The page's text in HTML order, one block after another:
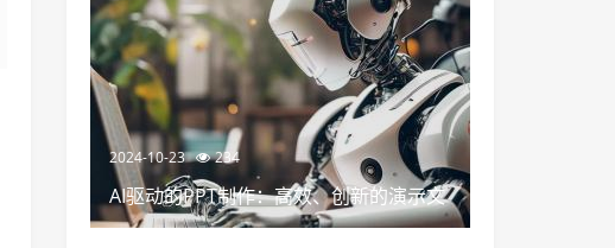
2024-10-23 234
AI驱动的PPT制作：高效、创新的演示文
稿设计